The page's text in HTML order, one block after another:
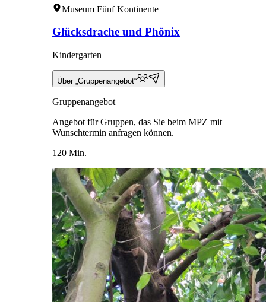
Museum Fünf Kontinente
Glücksdrache und Phönix
Kindergarten
Über „Gruppenangebot“
Gruppenangebot
Angebot für Gruppen, das Sie beim MPZ mit
Wunschtermin anfragen können.
120 Min.